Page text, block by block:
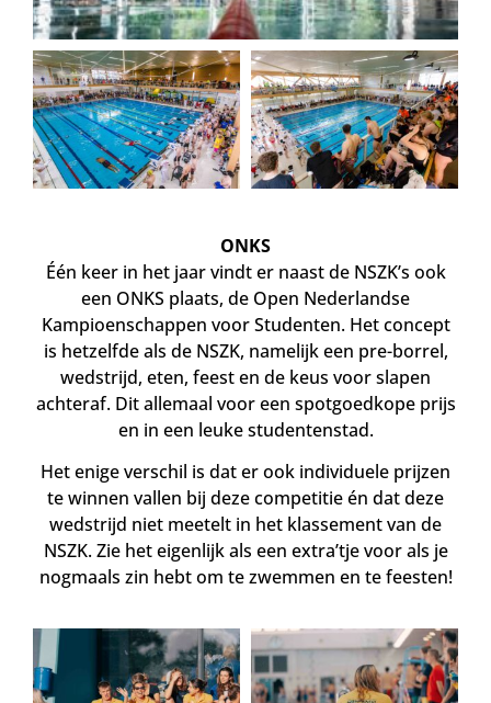
ONKS
Één keer in het jaar vindt er naast de NSZK’s ook
een ONKS plaats, de Open Nederlandse
Kampioenschappen voor Studenten. Het concept
is hetzelfde als de NSZK, namelijk een pre-borrel,
wedstrijd, eten, feest en de keus voor slapen
achteraf. Dit allemaal voor een spotgoedkope prijs
en in een leuke studentenstad.
Het enige verschil is dat er ook individuele prijzen
te winnen vallen bij deze competitie én dat deze
wedstrijd niet meetelt in het klassement van de
NSZK. Zie het eigenlijk als een extra’tje voor als je
nogmaals zin hebt om te zwemmen en te feesten!